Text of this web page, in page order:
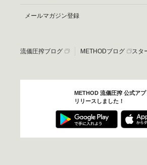
メールマガジン登録
流儀圧搾ブログ METHODブログ スタ
METHOD 流儀圧搾 公式アプ
リリースしました！